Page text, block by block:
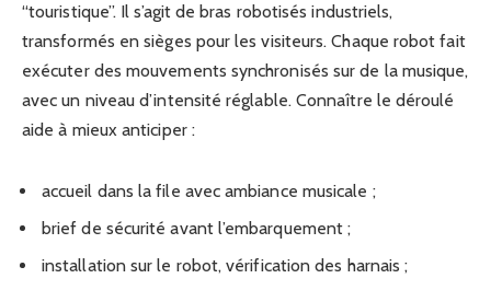
“touristique”. Il s’agit de bras robotisés industriels,
transformés en sièges pour les visiteurs. Chaque robot fait
exécuter des mouvements synchronisés sur de la musique,
avec un niveau d’intensité réglable. Connaître le déroulé
aide à mieux anticiper :
accueil dans la file avec ambiance musicale ;
brief de sécurité avant l’embarquement ;
installation sur le robot, vérification des harnais ;